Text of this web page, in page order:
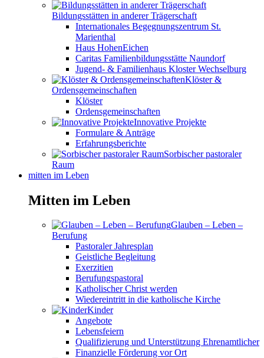
Bildungsstätten in anderer Trägerschaft
Internationales Begegnungszentrum St.
Marienthal
Haus HohenEichen
Caritas Familienbildungsstätte Naundorf
Jugend- & Familienhaus Kloster Wechselburg
Klöster &
Ordensgemeinschaften
Klöster
Ordensgemeinschaften
Innovative Projekte
Formulare & Anträge
Erfahrungsberichte
Sorbischer pastoraler
Raum
mitten im Leben
Mitten im Leben
Glauben – Leben –
Berufung
Pastoraler Jahresplan
Geistliche Begleitung
Exerzitien
Berufungspastoral
Katholischer Christ werden
Wiedereintritt in die katholische Kirche
Kinder
Angebote
Lebensfeiern
Qualifizierung und Unterstützung Ehrenamtlicher
Finanzielle Förderung vor Ort